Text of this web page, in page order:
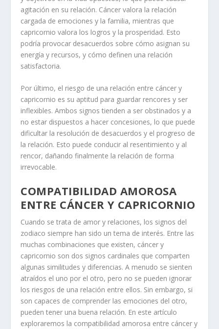
agitación en su relación. Cáncer valora la relación
cargada de emociones y la familia, mientras que
capricornio valora los logros y la prosperidad. Esto
podría provocar desacuerdos sobre cómo asignan su
energía y recursos, y cómo definen una relación
satisfactoria.
Por último, el riesgo de una relación entre cáncer y
capricornio es su aptitud para guardar rencores y ser
inflexibles. Ambos signos tienden a ser obstinados y a
no estar dispuestos a hacer concesiones, lo que puede
dificultar la resolución de desacuerdos y el progreso de
la relación. Esto puede conducir al resentimiento y al
rencor, dañando finalmente la relación de forma
irrevocable.
COMPATIBILIDAD AMOROSA
ENTRE CÁNCER Y CAPRICORNIO
Cuando se trata de amor y relaciones, los signos del
zodiaco siempre han sido un tema de interés. Entre las
muchas combinaciones que existen, cáncer y
capricornio son dos signos cardinales que comparten
algunas similitudes y diferencias. A menudo se sienten
atraídos el uno por el otro, pero no se pueden ignorar
los riesgos de una relación entre ellos. Sin embargo, si
son capaces de comprender las emociones del otro,
pueden tener una buena relación. En este artículo
exploraremos la compatibilidad amorosa entre cáncer y